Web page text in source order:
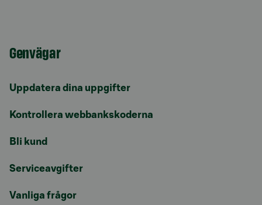
Genvägar
Uppdatera dina uppgifter
Kontrollera webbankskoderna
Bli kund
Serviceavgifter
Vanliga frågor